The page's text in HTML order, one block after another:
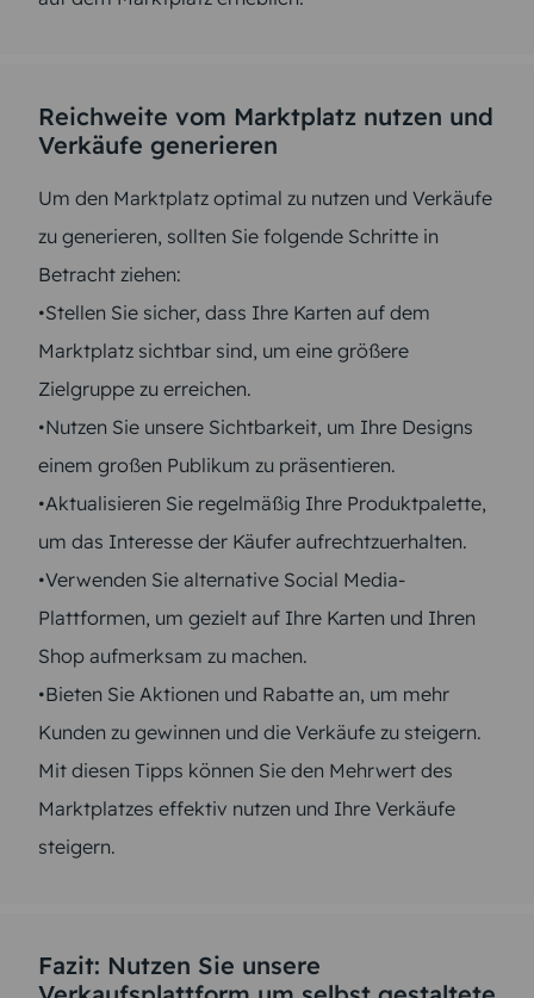
Reichweite vom Marktplatz nutzen und
Verkäufe generieren
Um den Marktplatz optimal zu nutzen und Verkäufe
zu generieren, sollten Sie folgende Schritte in
Betracht ziehen:
•Stellen Sie sicher, dass Ihre Karten auf dem
Marktplatz sichtbar sind, um eine größere
Zielgruppe zu erreichen.
•Nutzen Sie unsere Sichtbarkeit, um Ihre Designs
einem großen Publikum zu präsentieren.
•Aktualisieren Sie regelmäßig Ihre Produktpalette,
um das Interesse der Käufer aufrechtzuerhalten.
•Verwenden Sie alternative Social Media-
Plattformen, um gezielt auf Ihre Karten und Ihren
Shop aufmerksam zu machen.
•Bieten Sie Aktionen und Rabatte an, um mehr
Kunden zu gewinnen und die Verkäufe zu steigern.
Mit diesen Tipps können Sie den Mehrwert des
Marktplatzes effektiv nutzen und Ihre Verkäufe
steigern.
Fazit: Nutzen Sie unsere